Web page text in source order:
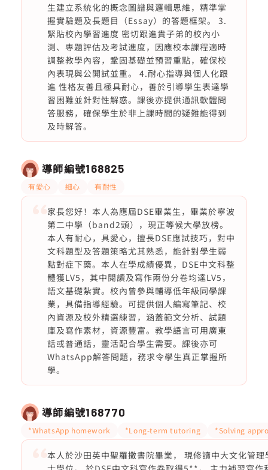
生建立系統化的概念圖譜與邏輯思維，精準掌
握實驗題及長題目（Essay）的答題框架。 3.
緊貼校內學習進度 密切跟進貴子弟的校內小
測、專題評估及考試進度，因應校本課程適時
調整教學內容，鞏固基礎並預習重點，確保校
內表現與公開試並重。 4.耐心指導與個人化跟
進 性格友善且極具耐心，善於引導學生表達學
習困難並針對性解惑。課後亦提供通訊軟體問
答服務，確保學生於非上課時間的疑難能得到
及時解答。
導師編號168825
有愛心 細心 有耐性
家長您好！本人為應屆DSE畢業生，畢業於寧波
第二中學（band2頭），現正等候大學放榜。
本人有耐心，具愛心，擅長DSE應試技巧，對中
文科題型及答題策略尤其熟悉，能針對學生弱
點對症下藥。本人在學成績優異，DSE中文科整
體獲LV5，其中閱讀及寫作兩份分卷均達LV5，
語文基礎紮實。校內曾參與輔導低年級同學課
業，具備指導經驗。可提供個人編寫筆記、校
內資源及校外精選練習，涵蓋範文分析、試題
庫及寫作素材，資源豐富。教學語言可用廣東
話或普通話，靈活配合學生需要。課後亦可
WhatsApp解答問題，務求令學生真正掌握所
學。
導師編號168770
*WhatsApp homework *Long-term tutoring *Solving
本人於沙田英中聖羅撒書院畢業， 現修讀中大文化管理